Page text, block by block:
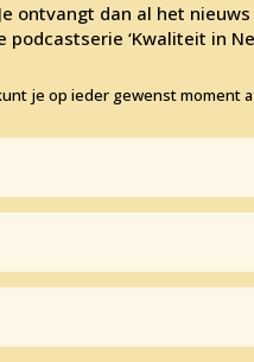
ontvangt dan al het
‘Kwaliteit in
je op ieder gewenst moment